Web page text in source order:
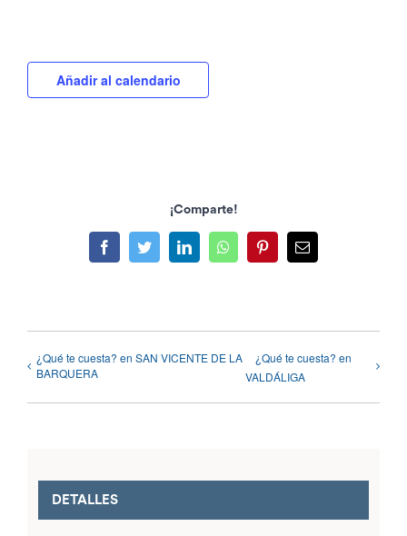
Añadir al calendario
¡Comparte!
FacebookTwitterLinkedInWhatsAppPinterestCorreo
electrónico
¿Qué te cuesta? en SAN VICENTE DE LA
BARQUERA
¿Qué te cuesta? en
VALDÁLIGA
DETALLES